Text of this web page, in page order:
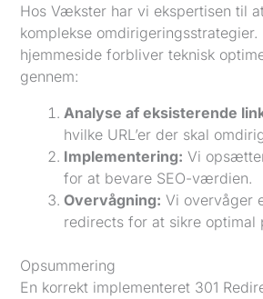
Hos Vækster har vi ekspertisen til
komplekse
hjemmeside forbliver teknisk
gennem:
Analyse af eksisterende
hvilke URL’er der skal
Implementering: Vi
for at bevare SEO-værdien.
Overvågning: Vi overvåger
redirects for at sikre optimal
Opsummering
En korrekt implementeret 301